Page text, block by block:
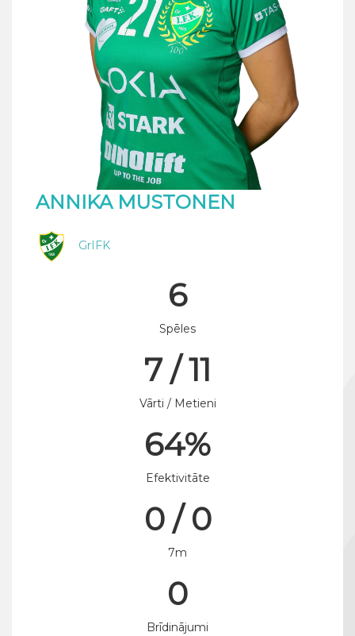
ANNIKA MUSTONEN
GrIFK
6
Spēles
7 / 11
Vārti / Metieni
64%
Efektivitāte
0 / 0
7m
0
Brīdinājumi